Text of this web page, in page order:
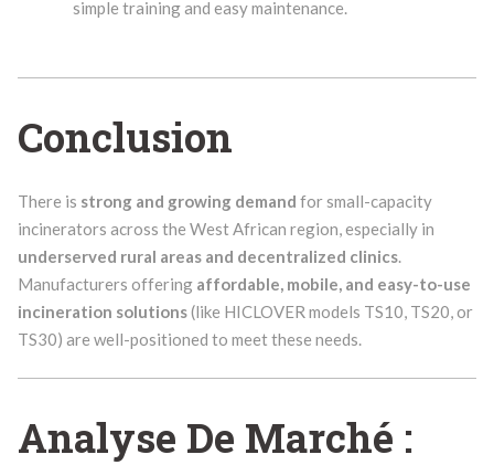
simple training and easy maintenance.
Conclusion
There is strong and growing demand for small-capacity
incinerators across the West African region, especially in
underserved rural areas and decentralized clinics.
Manufacturers offering affordable, mobile, and easy-to-use
incineration solutions(like HICLOVER models TS10, TS20, or
TS30) are well-positioned to meet these needs.
Analyse De Marché :